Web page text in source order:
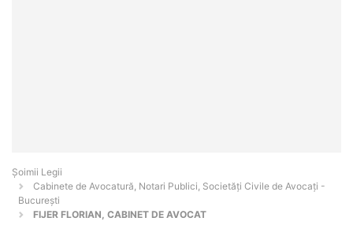
Șoimii Legii
Cabinete de Avocatură, Notari Publici, Societăți Civile de Avocați -
Bucureşti
FIJER FLORIAN, CABINET DE AVOCAT